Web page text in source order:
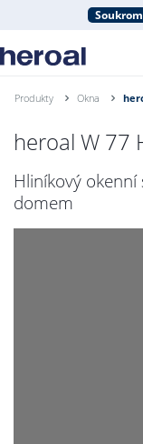
Produkty Okna
heroal W 77
Hliníkový
domem